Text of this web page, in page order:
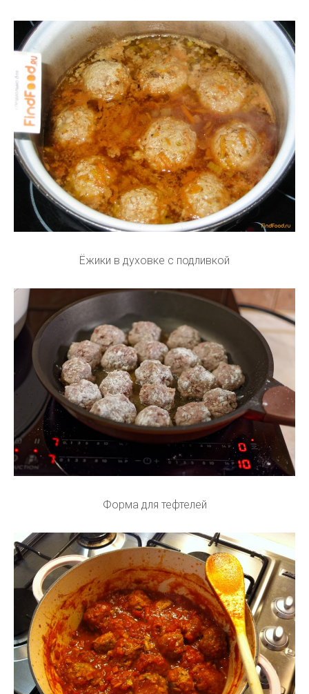
Ёжики в духовке с подливкой
Форма для тефтелей